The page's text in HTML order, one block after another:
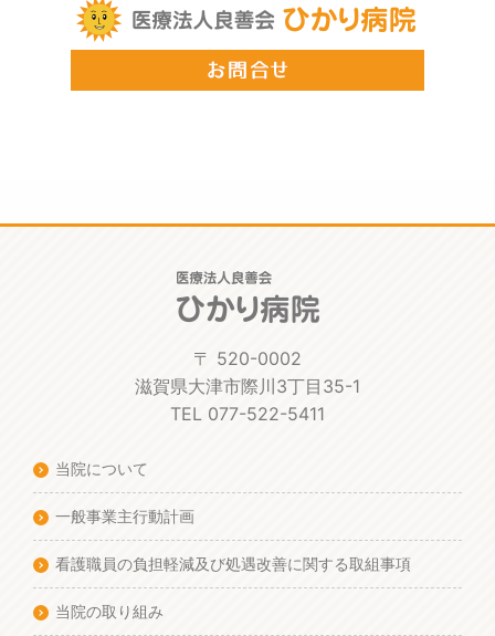
〒 520-0002
滋賀県大津市際川3丁目35-1
TEL 077-522-5411
当院について
一般事業主行動計画
看護職員の負担軽減及び処遇改善に関する取組事項
当院の取り組み